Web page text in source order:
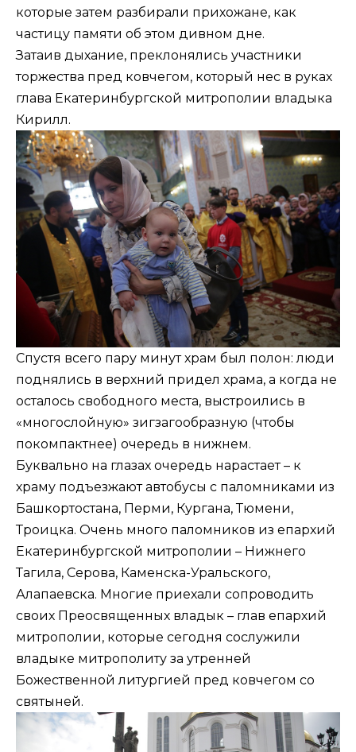
которые затем разбирали прихожане, как
частицу памяти об этом дивном дне.
Затаив дыхание, преклонялись участники
торжества пред ковчегом, который нес в руках
глава Екатеринбургской митрополии владыка
Кирилл.
Спустя всего пару минут храм был полон: люди
поднялись в верхний придел храма, а когда не
осталось свободного места, выстроились в
«многослойную» зигзагообразную (чтобы
покомпактнее) очередь в нижнем.
Буквально на глазах очередь нарастает – к
храму подъезжают автобусы с паломниками из
Башкортостана, Перми, Кургана, Тюмени,
Троицка. Очень много паломников из епархий
Екатеринбургской митрополии – Нижнего
Тагила, Серова, Каменска-Уральского,
Алапаевска. Многие приехали сопроводить
своих Преосвященных владык – глав епархий
митрополии, которые сегодня сослужили
владыке митрополиту за утренней
Божественной литургией пред ковчегом со
святыней.